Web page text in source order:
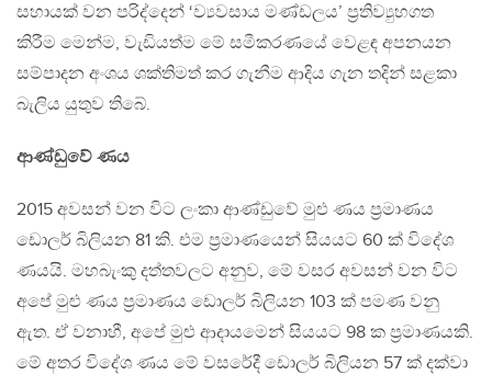
සහායක් වන පරිද්දෙන් ‘ව්‍යවසාය මණ්ඩලය’ ප‍්‍රතිව්‍යුහගත
කිරීම මෙන්ම, වැඩියත්ම මේ සමීකරණයේ වෙළඳ අපනයන
සම්පාදන අංශය ශක්තිමත් කර ගැනීම ආදිය ගැන තදින් සළකා
බැලිය යුතුව තිබේ.
ආණ්ඩුවේ ණය
2015 අවසන් වන විට ලංකා ආණ්ඩුවේ මුළු ණය ප‍්‍රමාණය
ඩොලර් බිලියන 81 කි. එම ප‍්‍රමාණයෙන් සියයට 60 ක් විදේශ
ණයයි. මහබැංකු දත්තවලට අනුව, මේ වසර අවසන් වන විට
අපේ මුළු ණය ප‍්‍රමාණය ඩොලර් බිලියන 103 ක් පමණ වනු
ඇත. ඒ වනාහී, අපේ මුළු ආදායමෙන් සියයට 98 ක ප‍්‍රමාණයකි.
මේ අතර විදේශ ණය මේ වසරේදී ඩොලර් බිලියන 57 ක් දක්වා